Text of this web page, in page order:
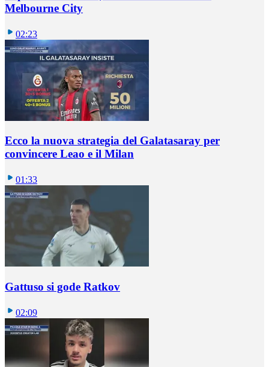
Melbourne City
02:23
Ecco la nuova strategia del Galatasaray per
convincere Leao e il Milan
01:33
Gattuso si gode Ratkov
02:09